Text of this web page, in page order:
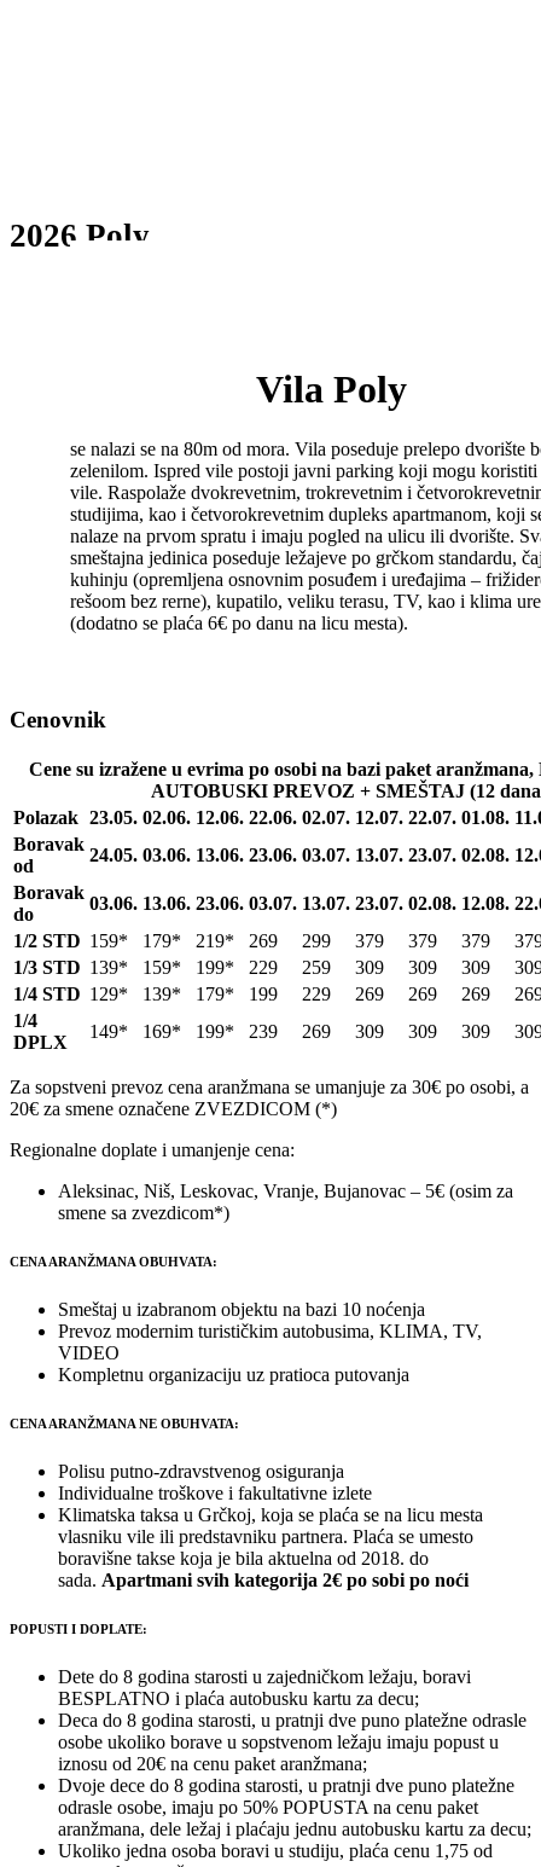
2026 Poly
Vila Poly
se nalazi se na 80m od mora. Vila poseduje prelepo dvorište
zelenilom. Ispred vile postoji javni parking koji mogu koristiti
vile. Raspolaže dvokrevetnim, trokrevetnim i
studijima, kao i četvorokrevetnim dupleks apartmanom, koji
nalaze na prvom spratu i imaju pogled na ulicu ili dvorište.
smeštajna jedinica poseduje ležajeve po grčkom standardu,
kuhinju (opremljena osnovnim posuđem i uređajima –
rešoom bez rerne), kupatilo, veliku terasu, TV, kao i klima
(dodatno se plaća 6€ po danu na licu mesta).
Cenovnik
Cene su izražene u evrima po osobi na bazi paket
AUTOBUSKI PREVOZ + SMEŠTAJ (12
Polazak 23.05. 02.06. 12.06. 22.06. 02.07. 12.07. 22.07. 01.08.
Boravak
od
24.05. 03.06. 13.06. 23.06. 03.07. 13.07. 23.07. 02.08.
Boravak
do
03.06. 13.06. 23.06. 03.07. 13.07. 23.07. 02.08. 12.08.
1/2 STD 159* 179* 219* 269 299 379 379 379
1/3 STD 139* 159* 199* 229 259 309 309 309
1/4 STD 129* 139* 179* 199 229 269 269 269
1/4
DPLX
149* 169* 199* 239 269 309 309 309
Za sopstveni prevoz cena aranžmana se umanjuje za 30€ po osobi, a
20€ za smene označene ZVEZDICOM (*)
Regionalne doplate i umanjenje cena:
Aleksinac, Niš, Leskovac, Vranje, Bujanovac – 5€ (osim za
smene sa zvezdicom*)
CENA ARANŽMANA OBUHVATA:
Smeštaj u izabranom objektu na bazi 10 noćenja
Prevoz modernim turističkim autobusima, KLIMA, TV,
VIDEO
Kompletnu organizaciju uz pratioca putovanja
CENA ARANŽMANA NE OBUHVATA:
Polisu putno-zdravstvenog osiguranja
Individualne troškove i fakultativne izlete
Klimatska taksa u Grčkoj, koja se plaća se na licu mesta
vlasniku vile ili predstavniku partnera. Plaća se umesto
boravišne takse koja je bila aktuelna od 2018. do
sada. Apartmani svih kategorija 2€ po sobi po noći
POPUSTI I DOPLATE:
Dete do 8 godina starosti u zajedničkom ležaju, boravi
BESPLATNO i plaća autobusku kartu za decu;
Deca do 8 godina starosti, u pratnji dve puno platežne odrasle
osobe ukoliko borave u sopstvenom ležaju imaju popust u
iznosu od 20€ na cenu paket aranžmana;
Dvoje dece do 8 godina starosti, u pratnji dve puno platežne
odrasle osobe, imaju po 50% POPUSTA na cenu paket
aranžmana, dele ležaj i plaćaju jednu autobusku kartu za decu;
Ukoliko jedna osoba boravi u studiju, plaća cenu 1,75 od